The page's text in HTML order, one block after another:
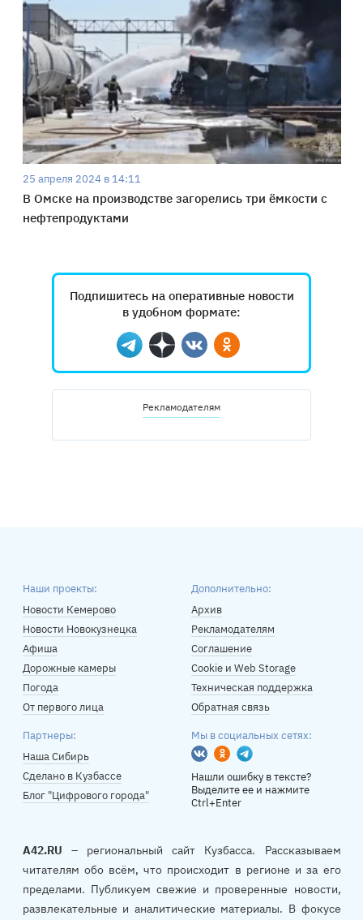
25 апреля 2024 в 14:11
В Омске на производстве загорелись три ёмкости с
нефтепродуктами
Подпишитесь на оперативные новости
в удобном формате:
Telegram
ДзенВконтактеОдноклассники
Рекламодателям
Наши проекты:
Новости Кемерово
Новости Новокузнецка
Афиша
Дорожные камеры
Погода
От первого лица
Дополнительно:
Архив
Рекламодателям
Соглашение
Cookie и Web Storage
Техническая поддержка
Обратная связь
Партнеры:
Наша Сибирь
Сделано в Кузбассе
Блог "Цифрового города"
Мы в социальных сетях:
Вконтакте
Одноклассники
Telegram
Нашли ошибку в тексте?
Выделите ее и нажмите
Ctrl+Enter
A42.RU – региональный сайт Кузбасса. Рассказываем
читателям обо всём, что происходит в регионе и за его
пределами. Публикуем свежие и проверенные новости,
развлекательные и аналитические материалы. В фокусе